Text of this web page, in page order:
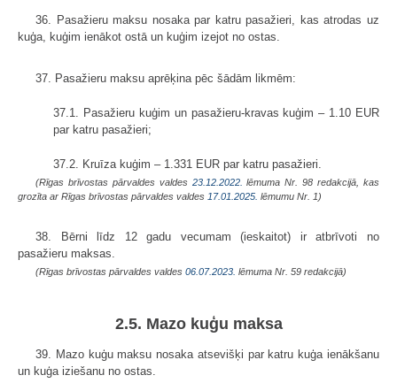
36. Pasažieru maksu nosaka par katru pasažieri, kas atrodas uz
kuģa, kuģim ienākot ostā un kuģim izejot no ostas.
37. Pasažieru maksu aprēķina pēc šādām likmēm:
37.1. Pasažieru kuģim un pasažieru-kravas kuģim – 1.10 EUR
par katru pasažieri;
37.2. Kruīza kuģim – 1.331 EUR par katru pasažieri.
(Rīgas brīvostas pārvaldes valdes 23.12.2022. lēmuma Nr. 98 redakcijā,kas
grozīta ar Rīgas brīvostas pārvaldes valdes 17.01.2025. lēmumu Nr. 1)
38. Bērni līdz 12 gadu vecumam (ieskaitot) ir atbrīvoti no
pasažieru maksas.
(Rīgas brīvostas pārvaldes valdes 06.07.2023. lēmuma Nr. 59 redakcijā)
2.5. Mazo kuģu maksa
39. Mazo kuģu maksu nosaka atsevišķi par katru kuģa ienākšanu
un kuģa iziešanu no ostas.